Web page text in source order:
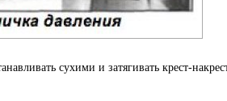
сухими и затягивать крест-